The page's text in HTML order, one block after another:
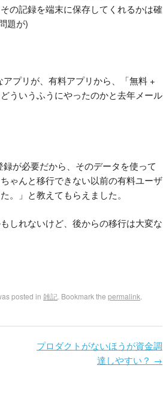
の記録を端末に保存してくれるかは確
題が)
プリが、有料アプリから、「無料 +
ういうふうにやったのかと去年メール
が必要だから、そのデータを使って
ゃんと移行できない以前の有料ユーザ
。」と教えてもらえました。
しれないけど、後からの移行は大変な
posted in 雑記 . Bookmark the permalink
プロダクトがないほうが資金調
達しやすい？ →